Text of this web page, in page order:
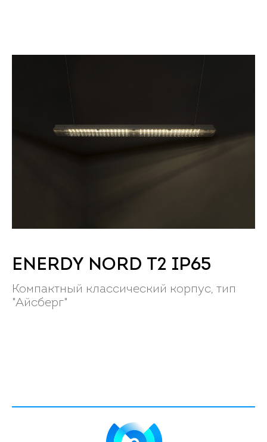
ENERDY NORD Т2 IP65
Компактный классический корпус, тип
"Айсберг"